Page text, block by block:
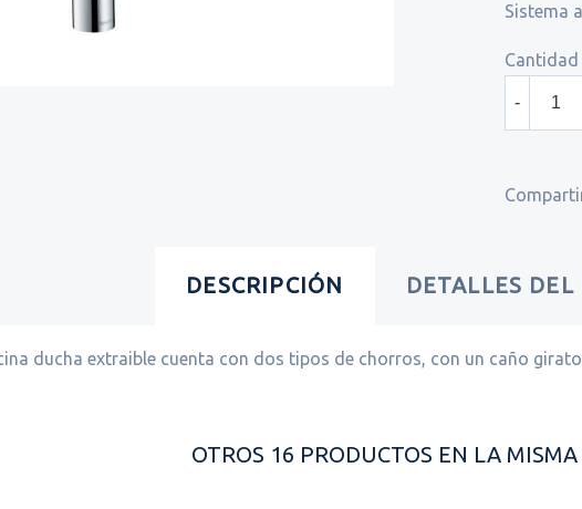
Sistema
Cantidad
-
DESCRIPCIÓN DETALLES DEL
ducha extraible cuenta con dos tipos de chorros, con un caño
OTROS 16 PRODUCTOS EN LA MISMA